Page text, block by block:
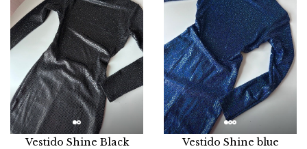
Vestido Shine Black Vestido Shine blue